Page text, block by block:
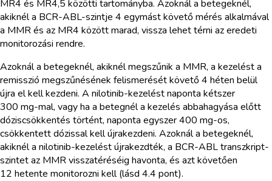
MR4 és MR4,5 közötti tartományba. Azoknál a betegeknél,
akiknél a BCR-ABL-szintje 4 egymást követő mérés alkalmával
a MMR és az MR4 között marad, vissza lehet térni az eredeti
monitorozási rendre.
Azoknál a betegeknél, akiknél megszűnik a MMR, a kezelést a
remisszió megszűnésének felismerését követő 4 héten belül
újra el kell kezdeni. A nilotinib-kezelést naponta kétszer
300 mg-mal, vagy ha a betegnél a kezelés abbahagyása előtt
dóziscsökkentés történt, naponta egyszer 400 mg-os,
csökkentett dózissal kell újrakezdeni. Azoknál a betegeknél,
akiknél a nilotinib-kezelést újrakezdték, a BCR-ABL transzkript-
szintet az MMR visszatéréséig havonta, és azt követően
12 hetente monitorozni kell (lásd 4.4 pont).